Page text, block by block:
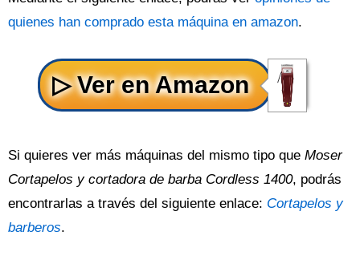
quienes han comprado esta máquina en amazon.
Si quieres ver más máquinas del mismo tipo que Moser
Cortapelos y cortadora de barba Cordless 1400, podrás
encontrarlas a través del siguiente enlace: Cortapelos y
barberos.